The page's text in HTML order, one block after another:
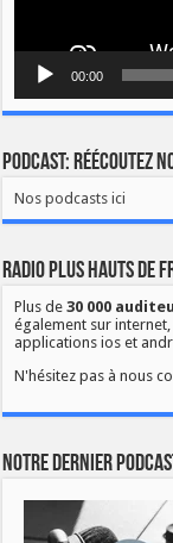
00:00
Podcast: Réécoutez
Nos podcasts ici
Radio Plus Hauts de
Plus de30 000
également sur
applications ios et
N'hésitez pas à nous
Notre dernier